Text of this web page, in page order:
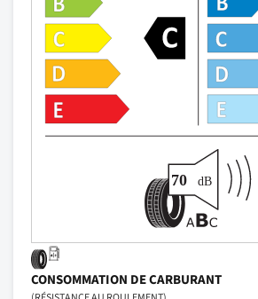
CONSOMMATION DE CARBURANT